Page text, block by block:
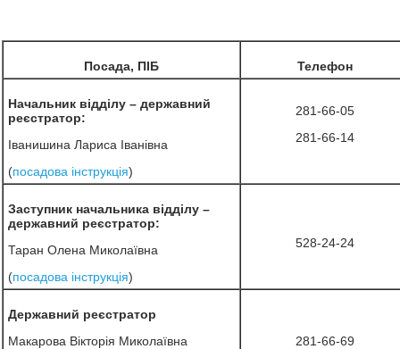
Посада, ПІБ Телефон
Начальник відділу – державний
реєстратор:
Іванишина Лариса Іванівна
(посадова інструкція)
281-66-05
281-66-14
Заступник начальника відділу –
державний реєстратор:
Таран Олена Миколаївна
(посадова інструкція)
528-24-24
Державний реєстратор
Макарова Вікторія Миколаївна
281-66-69